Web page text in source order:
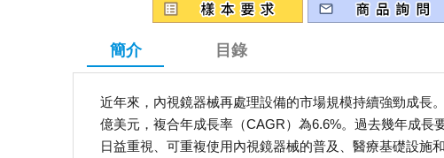
簡介 目錄
近年來，內視鏡器械再處理設備的市場規模持續強勁成長
億美元，複合年成長率（CAGR）為6.6%。過去幾年成
日益重視、可重複使用內視鏡器械的普及、醫療基礎設施